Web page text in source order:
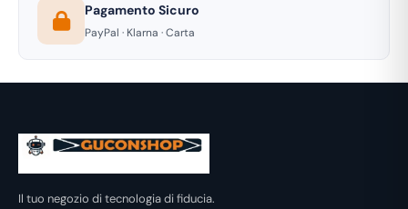
Pagamento Sicuro
PayPal · Klarna · Carta
Il tuo negozio di tecnologia di fiducia.